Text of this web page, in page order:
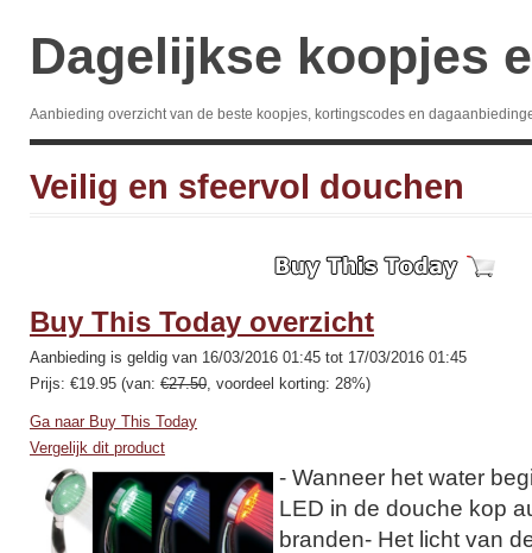
Dagelijkse koopjes
Aanbieding overzicht van de beste koopjes, kortingscodes en
Veilig en sfeervol douchen
Buy This Today overzicht
Aanbieding is geldig van 16/03/2016 01:45 tot 17/03/2016 01:45
Prijs: €19.95 (van: €27.50, voordeel korting: 28%)
Ga naar Buy This Today
Vergelijk dit product
- Wanneer het water
LED in de douche kop
branden- Het licht van